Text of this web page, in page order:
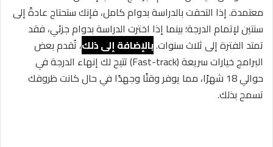
معتمدة. إذا التحقت بالدراسة بدوام كامل، فإنك ستحتاج عادةً إلى
سنتين لإتمام الدرجة؛ بينما إذا اخترت الدراسة بدوام جزئي، فقد
تمتد الفترة إلى ثلاث سنوات.بالإضافة إلى ذلك، تُقدم بعض
البرامج خيارات سريعة (Fast-track) تتيح لك إنهاء الدرجة في
حوالي 18 شهرًا، مما يوفر وقتًا وجهدًا في حال كانت ظروفك
تسمح بذلك.